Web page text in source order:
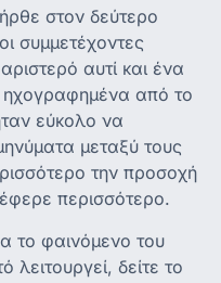
στον δεύτερο
συμμετέχοντες
αυτί και ένα
ηχογραφημένα από το
εύκολο να
μεταξύ τους
την προσοχή
περισσότερο.
το φαινόμενο του
δείτε το